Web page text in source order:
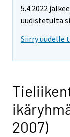
5.4.2022
uudistetulta
Siirry uudelle
2007)